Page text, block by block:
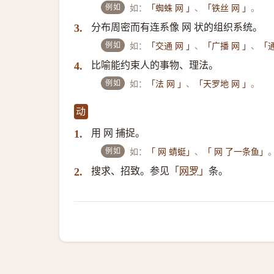
例如 如： 「蜘蛛 网 」 、 「铁丝 网 」。
3. 分布周密而有连系像 网 状的组织系统。
例如 如： 「交通 网 」 、 「广播 网 」 、 「
4. 比喻能约束人的事物、理法。
例如 如： 「法 网 」 、 「天罗地 网 」。
动
1. 用 网 捕捉。
例如 如： 「 网 蜻蜓」 、 「 网 了一条鱼」。
2. 搜求、招致。参见 「 网罗 」 条。